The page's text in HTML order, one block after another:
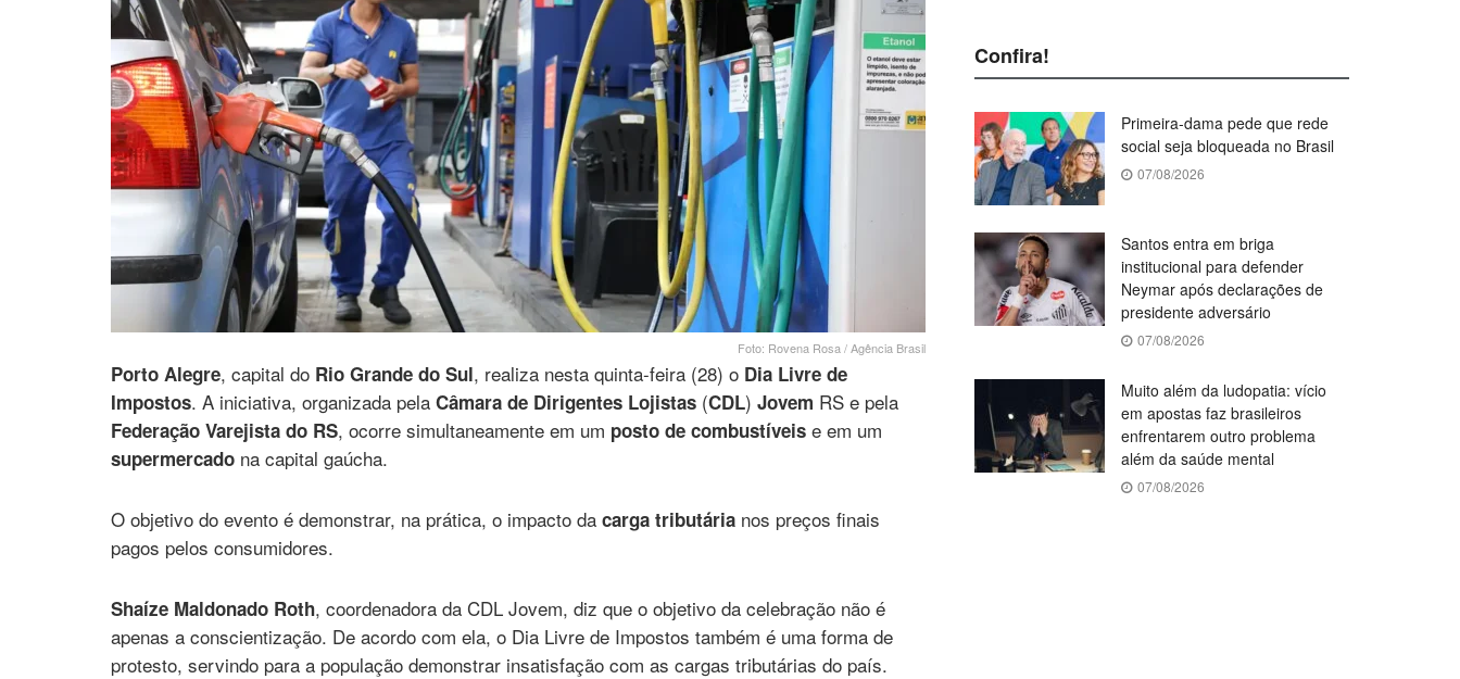
Foto: Rovena Rosa / Agência Brasil
Porto Alegre, capital do Rio Grande do Sul, realiza nesta quinta-feira (28) o Dia Livre de
Impostos. A iniciativa, organizada pela Câmara de Dirigentes Lojistas (CDL) Jovem RS e pela
Federação Varejista do RS, ocorre simultaneamente em um posto de combustíveis e em um
supermercado na capital gaúcha.
O objetivo do evento é demonstrar, na prática, o impacto da carga tributária nos preços finais
pagos pelos consumidores.
Shaíze Maldonado Roth, coordenadora da CDL Jovem, diz que o objetivo da celebração não é
apenas a conscientização. De acordo com ela, o Dia Livre de Impostos também é uma forma de
protesto, servindo para a população demonstrar insatisfação com as cargas tributárias do país.
Confira!
Primeira-dama pede que rede
social seja bloqueada no Brasil
07/08/2026
Santos entra em briga
institucional para defender
Neymar após declarações de
presidente adversário
07/08/2026
Muito além da ludopatia: vício
em apostas faz brasileiros
enfrentarem outro problema
além da saúde mental
07/08/2026